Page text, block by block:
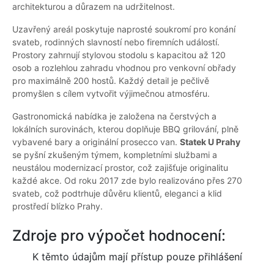
architekturou a důrazem na udržitelnost.
Uzavřený areál poskytuje naprosté soukromí pro konání
svateb, rodinných slavností nebo firemních událostí.
Prostory zahrnují stylovou stodolu s kapacitou až 120
osob a rozlehlou zahradu vhodnou pro venkovní obřady
pro maximálně 200 hostů. Každý detail je pečlivě
promyšlen s cílem vytvořit výjimečnou atmosféru.
Gastronomická nabídka je založena na čerstvých a
lokálních surovinách, kterou doplňuje BBQ grilování, plně
vybavené bary a originální prosecco van. Statek U Prahy
se pyšní zkušeným týmem, kompletními službami a
neustálou modernizací prostor, což zajišťuje originalitu
každé akce. Od roku 2017 zde bylo realizováno přes 270
svateb, což podtrhuje důvěru klientů, eleganci a klid
prostředí blízko Prahy.
Zdroje pro výpočet hodnocení:
K těmto údajům mají přístup pouze přihlášení